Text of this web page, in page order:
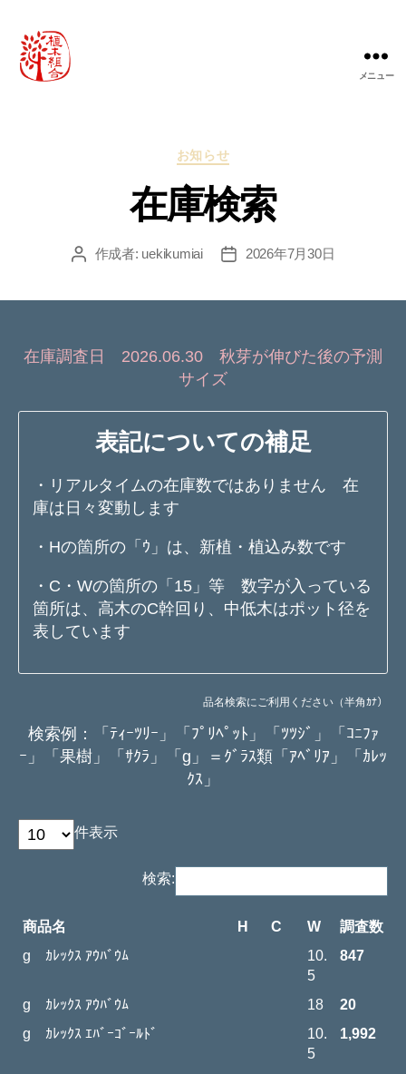
メニュー
カ
ゴ
リ
お知らせ
在庫検索
投 作成者: uekikumiai
投
2026年7月30日
在庫調査日 2026.06.30 秋芽が伸びた後の予測
サイズ
表記についての補足
・リアルタイムの在庫数ではありません 在
庫は日々変動します
・Hの箇所の「ｳ」は、新植・植込み数です
・C・Wの箇所の「15」等 数字が入っている
箇所は、高木のC幹回り、中低木はポット径を
表しています
品名検索にご利用ください（半角ｶﾅ）
検索例：「ﾃｨｰﾂﾘｰ」「ﾌﾟﾘﾍﾟｯﾄ」「ﾂﾂｼﾞ」「ｺﾆﾌｧ
ｰ」「果樹」「ｻｸﾗ」「g」＝ｸﾞﾗｽ類「ｱﾍﾞﾘｱ」「ｶﾚｯ
ｸｽ」
件表示
検索:
商品名 H C W
調査数
g ｶﾚｯｸｽ ｱｳﾊﾞｳﾑ
10.
5
847
g ｶﾚｯｸｽ ｱｳﾊﾞｳﾑ 18
20
g ｶﾚｯｸｽ ｴﾊﾞｰｺﾞｰﾙﾄﾞ
10.
5
1,992